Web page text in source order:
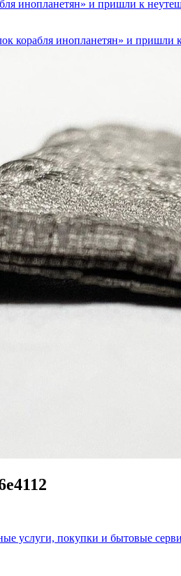
инопланетян» и пришли к
корабля инопланетян» и
услуги, покупки и бытовые